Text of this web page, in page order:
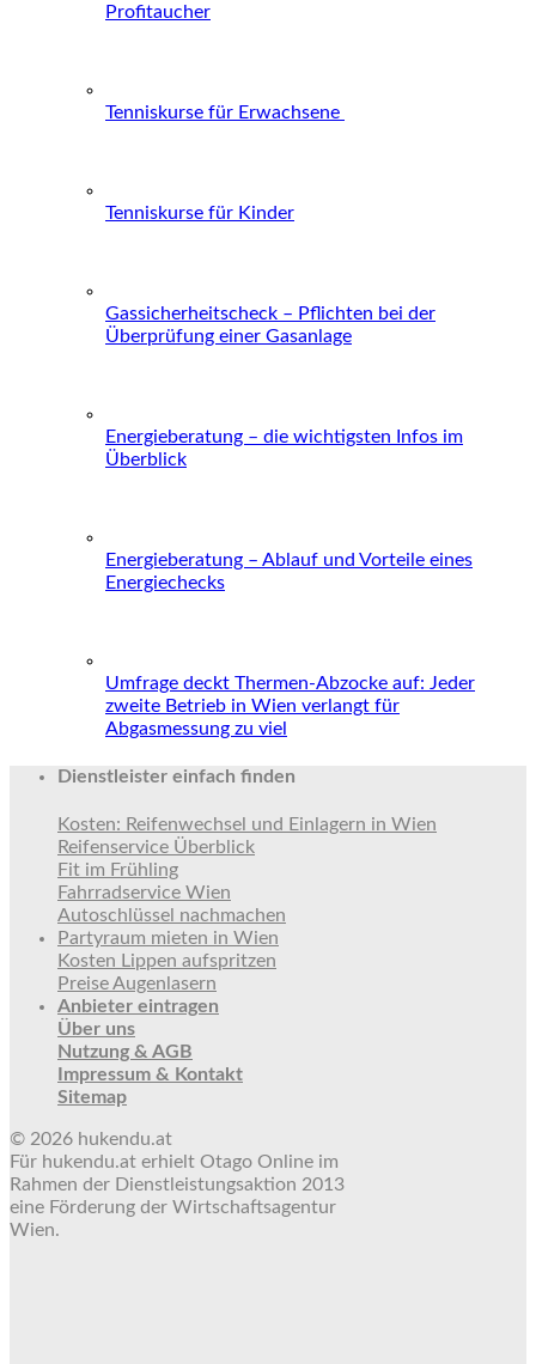
Profitaucher
Tenniskurse für Erwachsene
Tenniskurse für Kinder
Gassicherheitscheck – Pflichten bei der
Überprüfung einer Gasanlage
Energieberatung – die wichtigsten Infos im
Überblick
Energieberatung – Ablauf und Vorteile eines
Energiechecks
Umfrage deckt Thermen-Abzocke auf: Jeder
zweite Betrieb in Wien verlangt für
Abgasmessung zu viel
Dienstleister einfach finden
Kosten: Reifenwechsel und Einlagern in Wien
Reifenservice Überblick
Fit im Frühling
Fahrradservice Wien
Autoschlüssel nachmachen
Partyraum mieten in Wien
Kosten Lippen aufspritzen
Preise Augenlasern
Anbieter eintragen
Über uns
Nutzung & AGB
Impressum & Kontakt
Sitemap
© 2026 hukendu.at
Für hukendu.at erhielt Otago Online im
Rahmen der Dienstleistungsaktion 2013
eine Förderung der Wirtschaftsagentur
Wien.